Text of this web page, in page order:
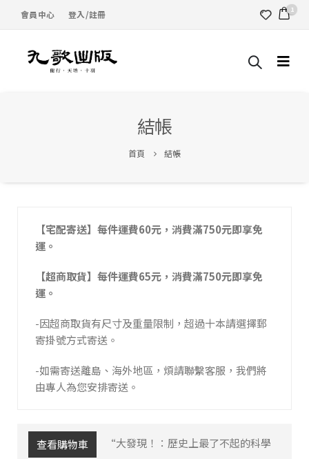
會員中心 登入/註冊 1
結帳
首頁 結帳
【宅配寄送】每件運費60元，消費滿750元即享免
運。
【超商取貨】每件運費65元，消費滿750元即享免
運。
-因超商取貨有尺寸及重量限制，超過十本請選擇郵
寄掛號方式寄送。
-如需寄送離島、海外地區，煩請聯繫客服，我們將
由專人為您安排寄送。
查看購物車
“大發現！：歷史上最了不起的科學